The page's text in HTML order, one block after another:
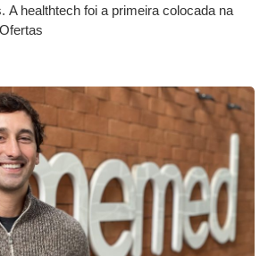
A healthtech foi a primeira colocada na